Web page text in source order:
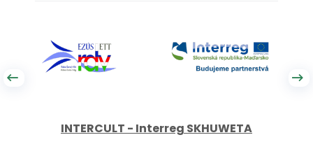
INTERCULT - Interreg SKHUWETA